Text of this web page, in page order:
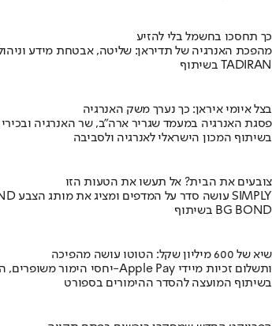
כך תחסכו בחשמל בלי להזיע
מהפכת האנרגיה של תדיראן: שליטה, אבטחת מידע
בשיתוף TADIRAN
בצל איומי איראן: כך נערך משק האנרגיה
פסגת האנרגיה במעמד שגריר ארה"ב, שר האנרגיה
בשיתוף המכון הישראלי לאנרגיה ולסביבה
צובעים את הבית? אל תעשו את הטעות הזו
מומחה BG BOND עושה סדר על המדפים ומציג את מותג הצבע SIMPLY
בשיתוף BG BOND
שיא של 600 מיליון שקל: הטוטו עושה מהפיכה
יחסי הימור משופרים, הפקדות ב-Apple Pay ותשלום זכיות מיידי
בשיתוף המועצה להסדר ההימורים בספורט